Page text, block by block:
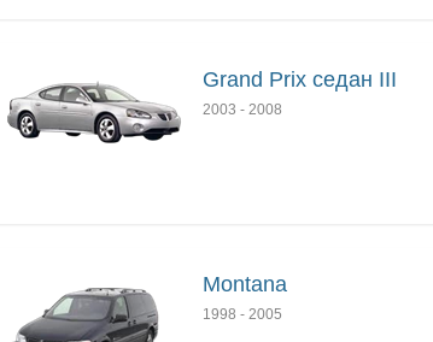
Grand Prix седан III
2003 - 2008
Montana
1998 - 2005